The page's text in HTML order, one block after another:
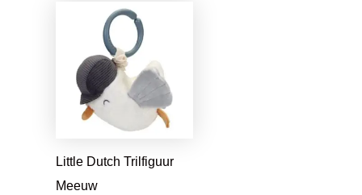
Little Dutch Trilfiguur
Meeuw
Oorspronkelijke
prijs
was:
€9,99.
Huidige
prijs
€7,89.